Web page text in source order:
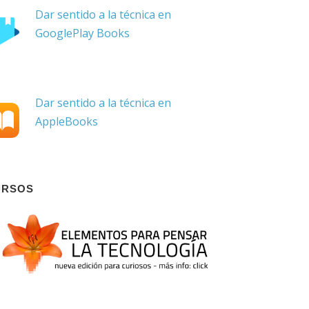
Dar sentido a la técnica en
GooglePlay Books
Dar sentido a la técnica en
AppleBooks